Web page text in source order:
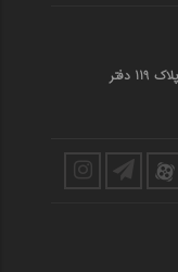
کرمانشاه خیابان سعدی ، جنب مرکز قنادی سعدی، پلاک 119 دفتر